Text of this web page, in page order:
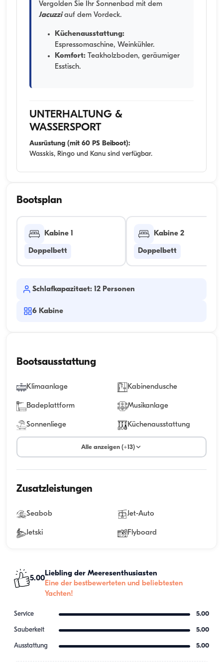
Vergolden Sie Ihr Sonnenbad mit dem
Jacuzziauf dem Vordeck.
Küchenausstattung:
Espressomaschine, Weinkühler.
Komfort: Teakholzboden, geräumiger
Esstisch.
UNTERHALTUNG &
WASSERSPORT
Ausrüstung (mit 60 PS Beiboot):
Wasskis, Ringo und Kanu sind verfügbar.
Bootsplan
Kabine 1
Doppelbett
Kabine 2
Doppelbett
Schlafkapazitaet: 12 Personen
6 Kabine
Bootsausstattung
Klimaanlage Kabinendusche
Badeplattform Musikanlage
Sonnenliege Küchenausstattung
Alle anzeigen (+13)
Zusatzleistungen
Seabob Jet-Auto
Jetski Flyboard
5.00
Liebling der Meeresenthusiasten
Eine der bestbewerteten und beliebtesten
Yachten!
Service 5.00
Sauberkeit 5.00
Ausstattung 5.00